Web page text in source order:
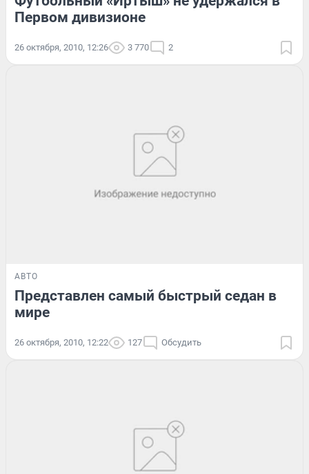
Первом дивизионе
26 октября, 2010, 12:26 3 770 2
АВТО
Представлен самый быстрый седан в
мире
26 октября, 2010, 12:22 127 Обсудить